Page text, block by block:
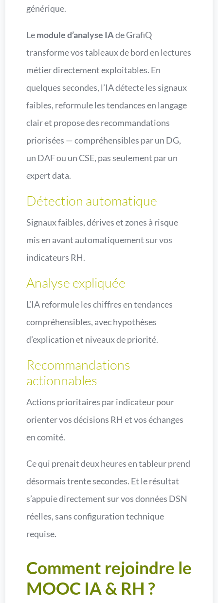
générique.
Lemodule d’analyse IAde GrafiQ
transforme vos tableaux de bord en lectures
métier directement exploitables. En
quelques secondes, l’IA détecte les signaux
faibles, reformule les tendances en langage
clair et propose des recommandations
priorisées — compréhensibles par un DG,
un DAF ou un CSE, pas seulement par un
expert data.
Détection automatique
Signaux faibles, dérives et zones à risque
mis en avant automatiquement sur vos
indicateurs RH.
Analyse expliquée
L’IA reformule les chiffres en tendances
compréhensibles, avec hypothèses
d’explication et niveaux de priorité.
Recommandations
actionnables
Actions prioritaires par indicateur pour
orienter vos décisions RH et vos échanges
en comité.
Ce qui prenait deux heures en tableur prend
désormais trente secondes. Et le résultat
s’appuie directement sur vos données DSN
réelles, sans configuration technique
requise.
Comment rejoindre le
MOOC IA & RH ?